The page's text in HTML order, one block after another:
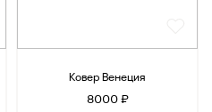
Ковер Венеция
8000 ₽